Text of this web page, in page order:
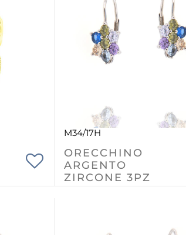
M34/17H
ORECCHINO
ARGENTO
ZIRCONE 3PZ